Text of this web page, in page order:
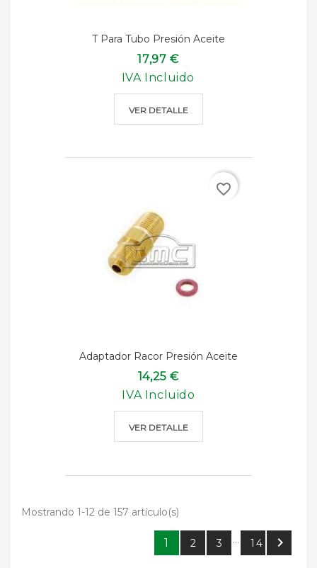
T Para Tubo Presión Aceite
17,97 €
IVA Incluido
VER DETALLE
Adaptador Racor Presión Aceite
14,25 €
IVA Incluido
VER DETALLE
favorite_border
Mostrando 1-12 de 157 artículo(s)
1 2 3 … 14 